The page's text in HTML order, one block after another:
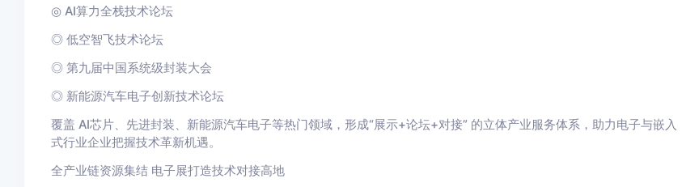
◎ AI算力全栈技术论坛
◎ 低空智飞技术论坛
◎ 第九届中国系统级封装大会
◎ 新能源汽车电子创新技术论坛
覆盖 AI芯片、先进封装、新能源汽车电子等热门领域，形成“展示+论坛+对接” 的立体产业服务体系，助力电子与嵌入
式行业企业把握技术革新机遇。
全产业链资源集结 电子展打造技术对接高地